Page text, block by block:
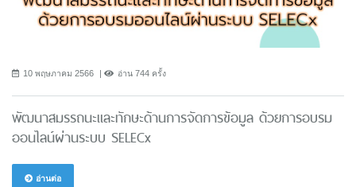
10 พฤษภาคม 2566 อ่าน 744 ครั้ง
พัฒนาสมรรถนะและทักษะด้านการจัดการข้อมูล ด้วยการอบรม
ออนไลน์ผ่านระบบ SELECx
อ่านต่อ